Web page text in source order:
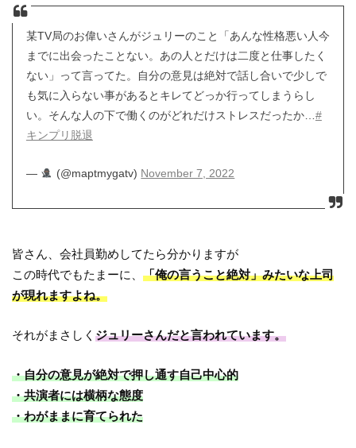
某TV局のお偉いさんがジュリーのこと「あんな性格悪い人今
までに出会ったことない。あの人とだけは二度と仕事したく
ない」って言ってた。自分の意見は絶対で話し合いで少しで
も気に入らない事があるとキレてどっか行ってしまうらし
い。そんな人の下で働くのがどれだけストレスだったか… #
キンプリ脱退
— (@maptmygatv) November 7, 2022
皆さん、会社員勤めしてたら分かりますが
この時代でもたまーに、「俺の言うこと絶対」みたいな上司
が現れますよね。
それがまさしくジュリーさんだと言われています。
・自分の意見が絶対で押し通す自己中心的
・共演者には横柄な態度
・わがままに育てられた